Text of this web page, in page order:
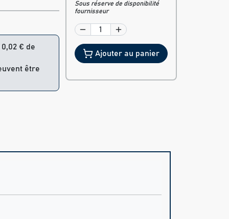
0,02 € de
être
Sous réserve de disponibilité
fournisseur
Ajouter au panier